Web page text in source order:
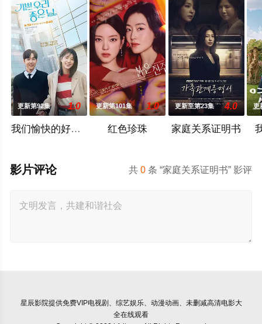
更新第92集 1.0
我们愉快的好日子
更新第101集 1.0
红色珍珠
更新至第23集 4.0
家庭关系证明书
更
共0 条 “家庭关系证明书” 影评
影片评论
星辰影院提供免费VIP电视剧、综艺娱乐、动漫动画、未删减高清电影大
全在线观看